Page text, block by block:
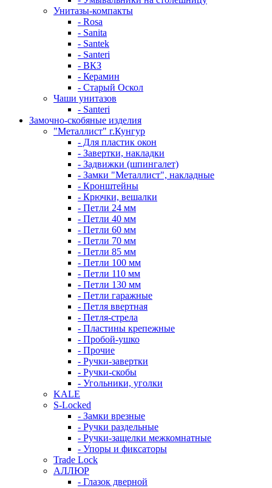
Унитазы-компакты
- Rosa
- Sanita
- Santek
- Santeri
- ВКЗ
- Керамин
- Старый Оскол
Чаши унитазов
- Santeri
Замочно-скобяные изделия
"Металлист" г.Кунгур
- Для пластик окон
- Завертки, накладки
- Задвижки (шпингалет)
- Замки "Металлист", накладные
- Кронштейны
- Крючки, вешалки
- Петли 24 мм
- Петли 40 мм
- Петли 60 мм
- Петли 70 мм
- Петли 85 мм
- Петли 100 мм
- Петли 110 мм
- Петли 130 мм
- Петли гаражные
- Петля ввертная
- Петля-стрела
- Пластины крепежные
- Пробой-ушко
- Прочие
- Ручки-завертки
- Ручки-скобы
- Угольники, уголки
KALE
S-Locked
- Замки врезные
- Ручки раздельные
- Ручки-защелки межкомнатные
- Упоры и фиксаторы
Trade Lock
АЛЛЮР
- Глазок дверной